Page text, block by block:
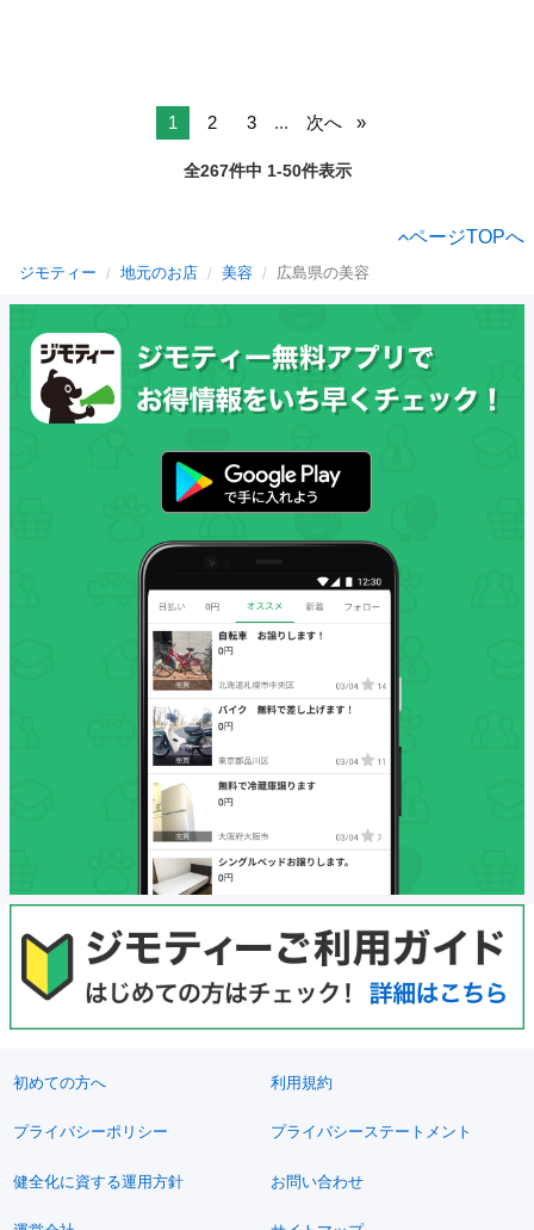
1 2 3 ... 次へ
全267件中 1-50件表示
ページTOPへ
ジモティー 地元のお店 美容 広島県の美容
初めての方へ 利用規約
プライバシーポリシー プライバシーステートメント
健全化に資する運用方針 お問い合わせ